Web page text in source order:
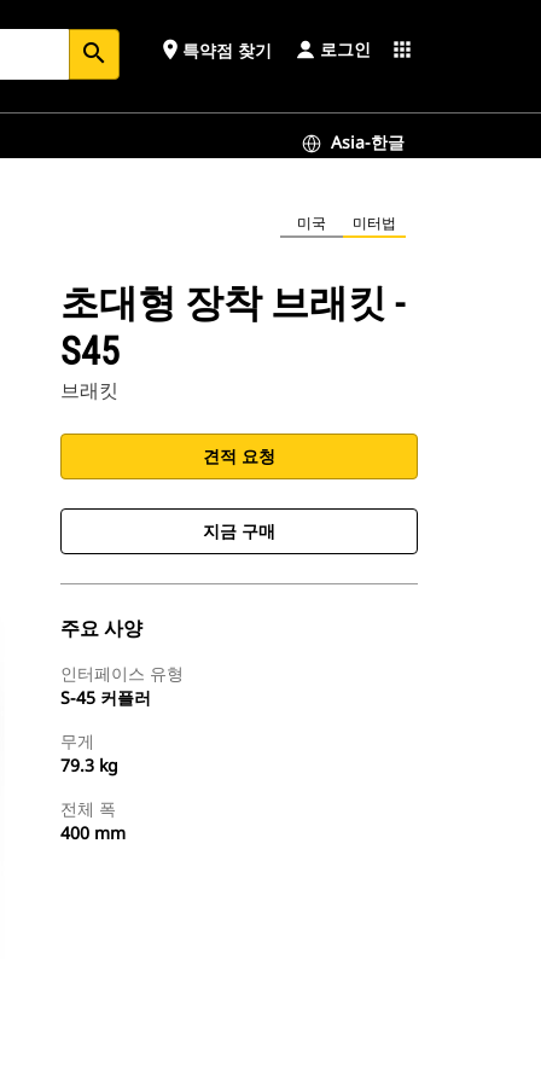
search place 특약점 찾기 로그인 apps
Asia-한글
미국 미터법
초대형 장착 브래킷 -
S45
브래킷
견적 요청
지금 구매
주요 사양
인터페이스 유형
S-45 커플러
무게
79.3 kg
전체 폭
400 mm